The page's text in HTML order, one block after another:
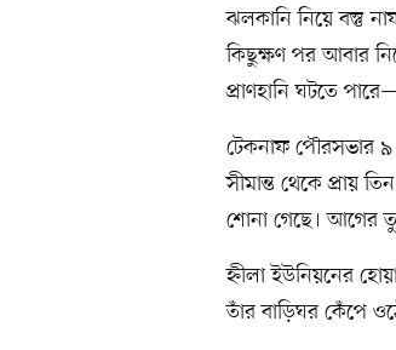
ঝলকানি নিয়ে বস্তু
কিছুক্ষণ পর আবার
প্রাণহানি ঘটতে
টেকনাফ পৌরসভার ৯
সীমান্ত থেকে প্রায়
শোনা গেছে। আগের
হ্নীলা ইউনিয়নের
তাঁর বাড়িঘর কেঁপে